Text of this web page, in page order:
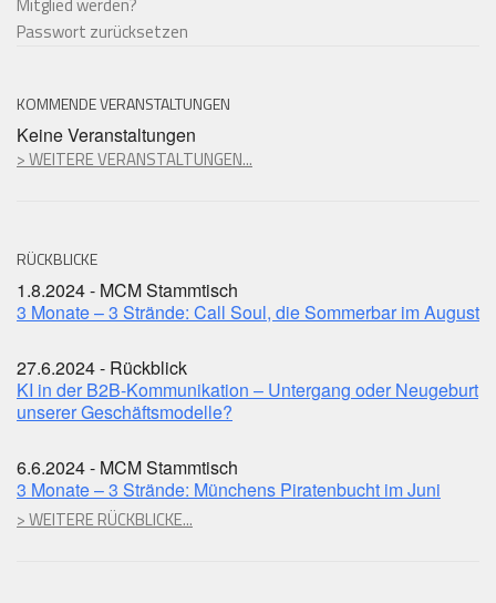
Passwort zurücksetzen
KOMMENDE VERANSTALTUNGEN
Keine Veranstaltungen
> WEITERE VERANSTALTUNGEN...
RÜCKBLICKE
1.8.2024 - MCM Stammtisch
3 Monate – 3 Strände: Call Soul, die Sommerbar im August
27.6.2024 - Rückblick
KI in der B2B-Kommunikation – Untergang oder Neugeburt
unserer Geschäftsmodelle?
6.6.2024 - MCM Stammtisch
3 Monate – 3 Strände: Münchens Piratenbucht im Juni
> WEITERE RÜCKBLICKE...